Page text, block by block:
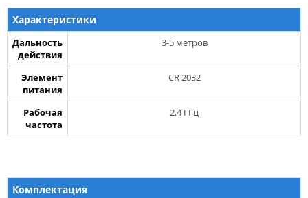
Характеристики
Дальность
действия
3-5 метров
Элемент
питания
CR 2032
Рабочая
частота
2,4 ГГц
Комплектация